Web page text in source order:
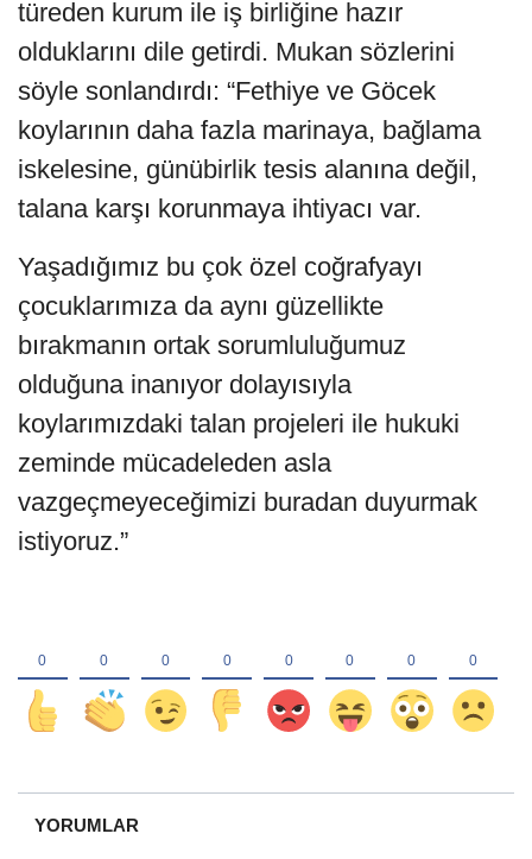
türeden kurum ile iş birliğine hazır
olduklarını dile getirdi. Mukan sözlerini
söyle sonlandırdı: “Fethiye ve Göcek
koylarının daha fazla marinaya, bağlama
iskelesine, günübirlik tesis alanına değil,
talana karşı korunmaya ihtiyacı var.
Yaşadığımız bu çok özel coğrafyayı
çocuklarımıza da aynı güzellikte
bırakmanın ortak sorumluluğumuz
olduğuna inanıyor dolayısıyla
koylarımızdaki talan projeleri ile hukuki
zeminde mücadeleden asla
vazgeçmeyeceğimizi buradan duyurmak
istiyoruz.”
YORUMLAR